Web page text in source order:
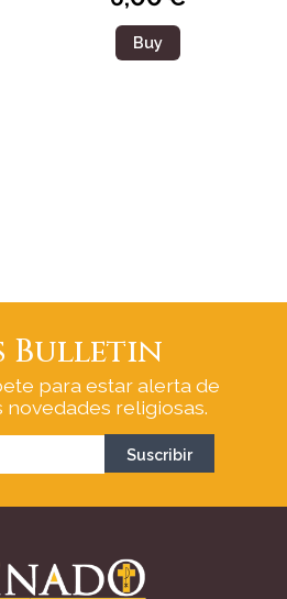
Buy
Bulletin
para estar alerta de
novedades religiosas.